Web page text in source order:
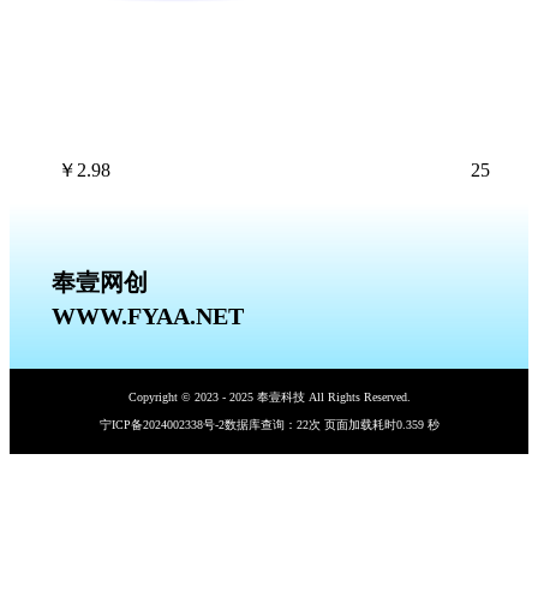
￥ 2.98 25
奉壹网创
WWW.FYAA.NET
Copyright © 2023 - 2025 奉壹科技 All Rights Reserved.
宁ICP备2024002338号-2数据库查询：22次 页面加载耗时0.359 秒